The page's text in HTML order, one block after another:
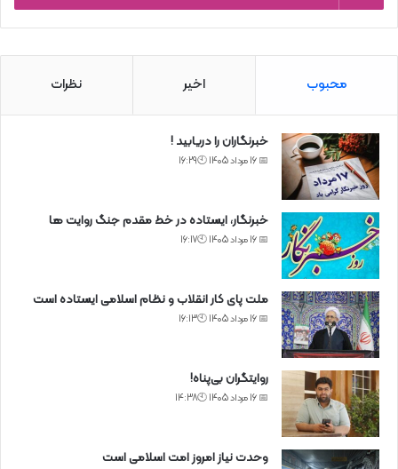
محبوب اخیر نظرات
خبرنگاران را دریابید !
📅 16 مرداد 1405 🕙16:29
خبرنگار، ایستاده در خط مقدم جنگ روایت ها
📅 16 مرداد 1405 🕙16:17
ملت پای کار انقلاب و نظام اسلامی ایستاده است
📅 16 مرداد 1405 🕙16:13
روایتگران بی‌پناه!
📅 16 مرداد 1405 🕙14:38
وحدت نیاز امروز امت اسلامی است